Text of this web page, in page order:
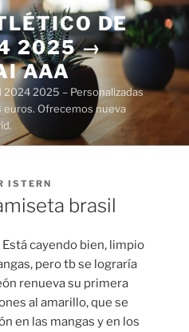
DE
2025 →
AAA
2025 – Personalizadas
Ofrecemos nueva
ISTERN
brasil
cayendo bien, limpio
pero tb se lograría
renueva su primera
al amarillo, que se
en las mangas y en los